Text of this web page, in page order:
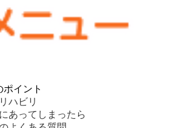
イント
ハビリ
あってしまったら